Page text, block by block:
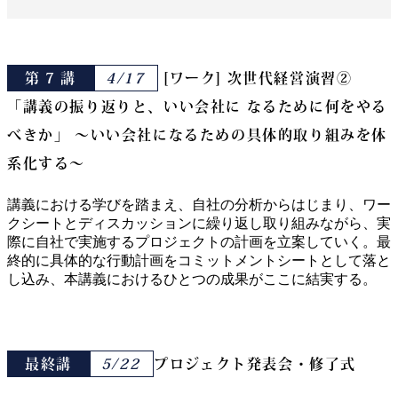
第 7 講 4/17
[ワーク] 次世代経営演習②
「講義の振り返りと、いい会社に なるために何をやる
べきか」 ～いい会社になるための具体的取り組みを体
系化する～
講義における学びを踏まえ、自社の分析からはじまり、ワー
クシートとディスカッションに繰り返し取り組みながら、実
際に自社で実施するプロジェクトの計画を立案していく。最
終的に具体的な行動計画をコミットメントシートとして落と
し込み、本講義におけるひとつの成果がここに結実する。
最終講 5/22 プロジェクト発表会・修了式